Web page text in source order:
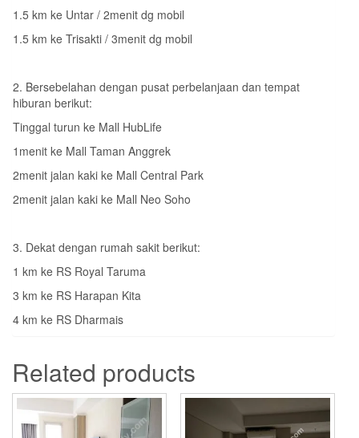
1.5 km ke Untar / 2menit dg mobil
1.5 km ke Trisakti / 3menit dg mobil
2. Bersebelahan dengan pusat perbelanjaan dan tempat
hiburan berikut:
Tinggal turun ke Mall HubLife
1menit ke Mall Taman Anggrek
2menit jalan kaki ke Mall Central Park
2menit jalan kaki ke Mall Neo Soho
3. Dekat dengan rumah sakit berikut:
1 km ke RS Royal Taruma
3 km ke RS Harapan Kita
4 km ke RS Dharmais
Related products